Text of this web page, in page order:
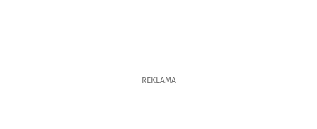
REKLAMA